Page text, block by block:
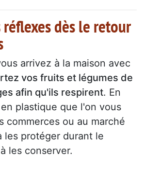
réflexes dès le retour
arrivez à la maison avec
vos fruits et légumes de
afin qu'ils respirent. En
plastique que l'on vous
commerces ou au marché
les protéger durant le
les conserver.